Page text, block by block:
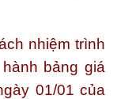
nhiệm trình
bảng giá
01/01 của